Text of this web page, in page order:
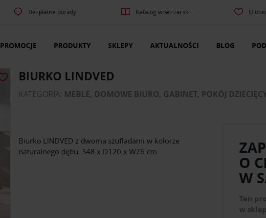
Bezpłatne porady Katalog wnętrzarski
PROMOCJE PRODUKTY SKLEPY AKTUALNOŚCI BLOG
BIURKO LINDVED
KATEGORIA: MEBLE, DOMOWE BIURO, GABINET, POKÓJ
Biurko LINDVED z dwoma szufladami w kolorze
naturalnego dębu. S48 x D120 x W76 cm
O
W
Ten
w